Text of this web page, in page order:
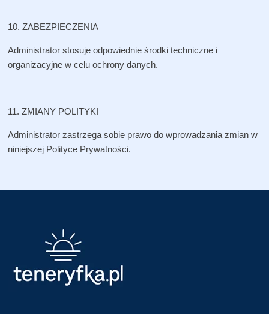
10. ZABEZPIECZENIA
Administrator stosuje odpowiednie środki techniczne i
organizacyjne w celu ochrony danych.
11. ZMIANY POLITYKI
Administrator zastrzega sobie prawo do wprowadzania zmian w
niniejszej Polityce Prywatności.